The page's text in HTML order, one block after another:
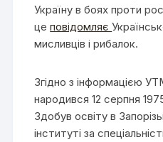
Україну в боях проти
цеповідомляє
мисливців і рибалок.
Згідно з інформацією
народився 12 серпня
Здобув освіту в
інституті за